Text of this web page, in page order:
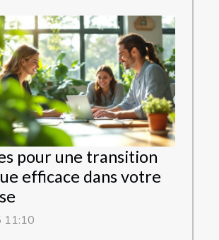
pour une transition
efficace dans votre
11:10